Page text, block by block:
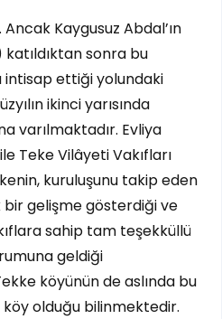
Kaygusuz Abdal’ın
katıldıktan sonra bu
intisap ettiği yolundaki
ikinci yarısında
varılmaktadır. Evliya
Teke Vilâyeti Vakıfları
kuruluşunu takip eden
gelişme gösterdiği ve
sahip tam teşekküllü
geldiği
köyünün de aslında bu
olduğu bilinmektedir.